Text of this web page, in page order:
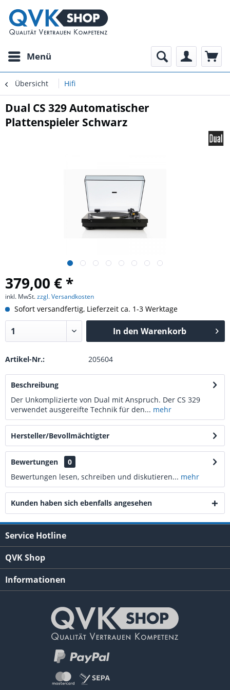
Menü
Übersicht Hifi
Dual CS 329 Automatischer
Plattenspieler Schwarz
379,00 € *
inkl. MwSt.zzgl. Versandkosten
Sofort versandfertig, Lieferzeit ca. 1-3 Werktage
In den Warenkorb
Artikel-Nr.: 205604
Beschreibung
Der Unkomplizierte von Dual mit Anspruch. Der CS 329
verwendet ausgereifte Technik für den... mehr
Hersteller/Bevollmächtigter
Bewertungen
0
Bewertungen lesen, schreiben und diskutieren... mehr
Kunden haben sich ebenfalls angesehen
Service Hotline
QVK Shop
Informationen